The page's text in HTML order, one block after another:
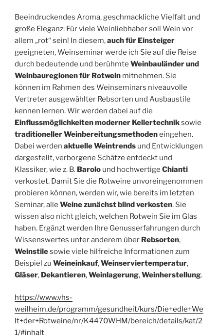
Beeindruckendes Aroma, geschmackliche Vielfalt und
große Eleganz: Für viele Weinliebhaber soll Wein vor
allem „rot“ sein! In diesem,auch für Einsteiger
geeigneten, Weinseminar werde ich Sie auf die Reise
durch bedeutende und berühmte Weinbauländer und
Weinbauregionen für Rotwein mitnehmen. Sie
können im Rahmen des Weinseminars niveauvolle
Vertreter ausgewählter Rebsorten und Ausbaustile
kennen lernen. Wir werden dabei auf die
Einflussmöglichkeiten moderner Kellertechniksowie
traditioneller Weinbereitungsmethodeneingehen.
Dabei werden aktuelle Weintrends und Entwicklungen
dargestellt, verborgene Schätze entdeckt und
Klassiker, wie z. B. Barolo und hochwertige Chianti
verkostet. Damit Sie die Rotweine unvoreingenommen
probieren können, werden wir, wie bereits im letzten
Seminar, alle Weine zunächst blind verkosten. Sie
wissen also nicht gleich, welchen Rotwein Sie im Glas
haben. Ergänzt werden Ihre Genusserfahrungen durch
Wissenswertes unter anderem über Rebsorten,
Weinstilesowie viele hilfreiche Informationen zum
Beispiel zu Weineinkauf,Weinserviertemperatur,
Gläser, Dekantieren,Weinlagerung,Weinherstellung.
https://www.vhs-
weilheim.de/programm/gesundheit/kurs/Die+edle+We
lt+der+Rotweine/nr/K4470WHM/bereich/details/kat/2
1/#inhalt